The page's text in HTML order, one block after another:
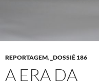
REPORTAGEM, _DOSSIÊ 186
A ERA DA